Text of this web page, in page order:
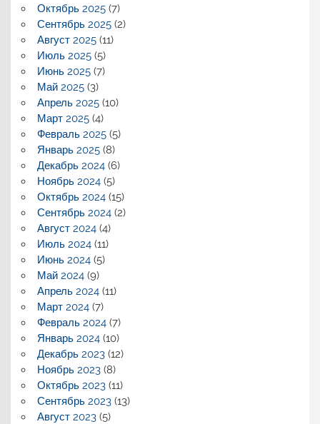
Октябрь 2025(7)
Сентябрь 2025(2)
Август 2025(11)
Июль 2025(5)
Июнь 2025(7)
Май 2025(3)
Апрель 2025(10)
Март 2025(4)
Февраль 2025(5)
Январь 2025(8)
Декабрь 2024(6)
Ноябрь 2024(5)
Октябрь 2024(15)
Сентябрь 2024(2)
Август 2024(4)
Июль 2024(11)
Июнь 2024(5)
Май 2024(9)
Апрель 2024(11)
Март 2024(7)
Февраль 2024(7)
Январь 2024(10)
Декабрь 2023(12)
Ноябрь 2023(8)
Октябрь 2023(11)
Сентябрь 2023(13)
Август 2023(5)